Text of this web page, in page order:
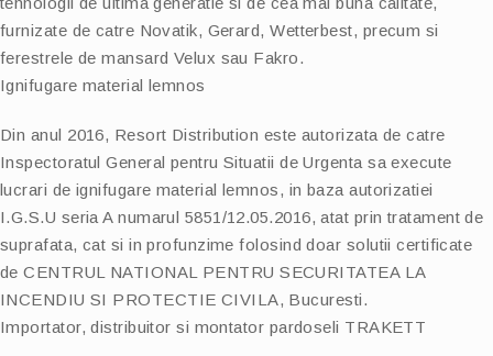
furnizate de catre Novatik, Gerard, Wetterbest, precum si
ferestrele de mansard Velux sau Fakro.
Ignifugare material lemnos
Din anul 2016, Resort Distribution este autorizata de catre
Inspectoratul General pentru Situatii de Urgenta sa execute
lucrari de ignifugare material lemnos, in baza autorizatiei
I.G.S.U seria A numarul 5851/12.05.2016, atat prin tratament de
suprafata, cat si in profunzime folosind doar solutii certificate
de CENTRUL NATIONAL PENTRU SECURITATEA LA
INCENDIU SI PROTECTIE CIVILA, Bucuresti.
Importator, distribuitor si montator pardoseli TRAKETT